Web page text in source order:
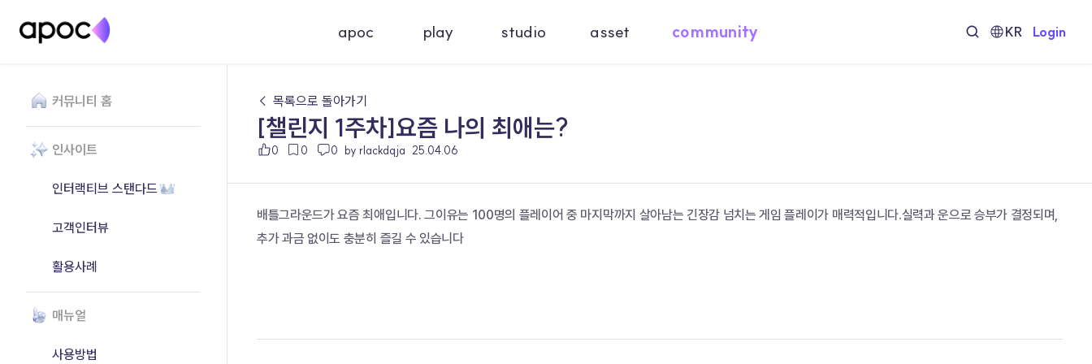
apoc play studio asset community KR Login
커뮤니티 홈
인사이트
인터랙티브 스탠다드
고객인터뷰
활용사례
매뉴얼
사용방법
← 목록으로 돌아가기
[챌린지 1주차]요즘 나의 최애는?
0 0 0 by rlackdqja 25.04.06
배틀그라운드가 요즘 최애입니다. 그이유는 100명의 플레이어 중 마지막까지 살아남는 긴장감 넘치는 게임 플레이가 매력적입니다.실력과 운으로 승부가 결정되며,
추가 과금 없이도 충분히 즐길 수 있습니다